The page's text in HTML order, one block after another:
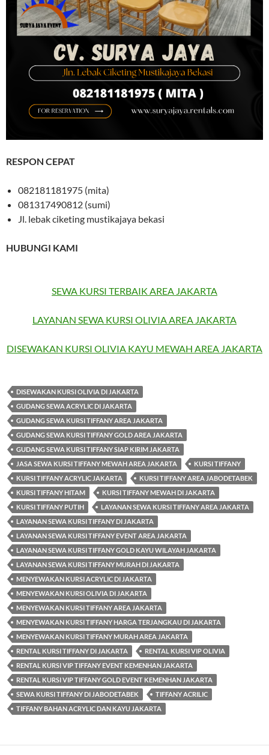
RESPON CEPAT
082181181975 (mita)
081317490812 (sumi)
Jl. lebak ciketing mustikajaya bekasi
HUBUNGI KAMI
SEWA KURSI TERBAIK AREA JAKARTA
LAYANAN SEWA KURSI OLIVIA AREA JAKARTA
DISEWAKAN KURSI OLIVIA KAYU MEWAH AREA JAKARTA
DISEWAKAN KURSI OLIVIA DI JAKARTA
GUDANG SEWA ACRYLIC DI JAKARTA
GUDANG SEWA KURSI TIFFANY AREA JAKARTA
GUDANG SEWA KURSI TIFFANY GOLD AREA JAKARTA
GUDANG SEWA KURSI TIFFANY SIAP KIRIM JAKARTA
JASA SEWA KURSI TIFFANY MEWAH AREA JAKARTA
KURSI TIFFANY
KURSI TIFFANY ACRYLIC JAKARTA
KURSI TIFFANY AREA JABODETABEK
KURSI TIFFANY HITAM
KURSI TIFFANY MEWAH DI JAKARTA
KURSI TIFFANY PUTIH
LAYANAN SEWA KURSI TIFFANY AREA JAKARTA
LAYANAN SEWA KURSI TIFFANY DI JAKARTA
LAYANAN SEWA KURSI TIFFANY EVENT AREA JAKARTA
LAYANAN SEWA KURSI TIFFANY GOLD KAYU WILAYAH JAKARTA
LAYANAN SEWA KURSI TIFFANY MURAH DI JAKARTA
MENYEWAKAN KURSI ACRYLIC DI JAKARTA
MENYEWAKAN KURSI OLIVIA DI JAKARTA
MENYEWAKAN KURSI TIFFANY AREA JAKARTA
MENYEWAKAN KURSI TIFFANY HARGA TERJANGKAU DI JAKARTA
MENYEWAKAN KURSI TIFFANY MURAH AREA JAKARTA
RENTAL KURSI TIFFANY DI JAKARTA
RENTAL KURSI VIP OLIVIA
RENTAL KURSI VIP TIFFANY EVENT KEMENHAN JAKARTA
RENTAL KURSI VIP TIFFANY GOLD EVENT KEMENHAN JAKARTA
SEWA KURSI TIFFANY DI JABODETABEK
TIFFANY ACRILIC
TIFFANY BAHAN ACRYLIC DAN KAYU JAKARTA